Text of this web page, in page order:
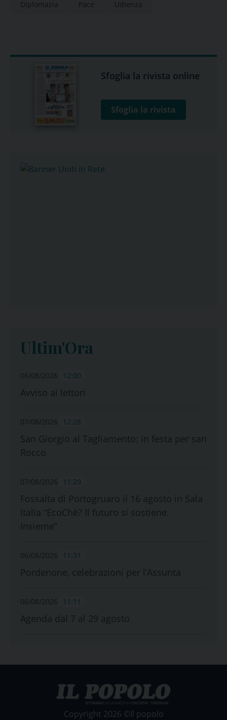
Diplomazia Pace Udienza
Sfoglia la rivista online
Sfoglia la rivista
Ultim'Ora
06/08/2026 12:00
Avviso ai lettori
07/08/2026 12:28
San Giorgio al Tagliamento: in festa per san
Rocco
07/08/2026 11:29
Fossalta di Portogruaro il 16 agosto in Sala
Italia “EcoChè? Il futuro si sostiene.
Insieme”
06/08/2026 11:31
Pordenone, celebrazioni per l’Assunta
06/08/2026 11:11
Agenda dal 7 al 29 agosto
Copyright 2026 ©Il popolo